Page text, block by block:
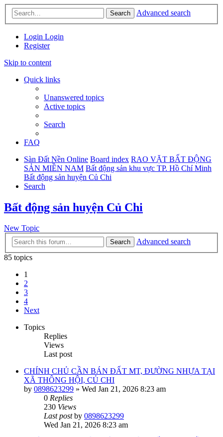
Search Advanced search
Login Login
Register
Skip to content
Quick links
Unanswered topics
Active topics
Search
FAQ
Sàn Đất Nền Online Board index RAO VẶT BẤT ĐỘNG
SẢN MIỀN NAM Bất động sản khu vực TP. Hồ Chí Minh
Bất động sản huyện Củ Chi
Search
Bất động sản huyện Củ Chi
New Topic
Search
Advanced search
85 topics
1
2
3
4
Next
Topics
Replies
Views
Last post
CHÍNH CHỦ CẦN BÁN ĐẤT MT, ĐƯỜNG NHỰA TẠI
XÃ THÔNG HỘI, CỦ CHI
by 0898623299 » Wed Jan 21, 2026 8:23 am
0 Replies
230 Views
Last postby 0898623299
Wed Jan 21, 2026 8:23 am